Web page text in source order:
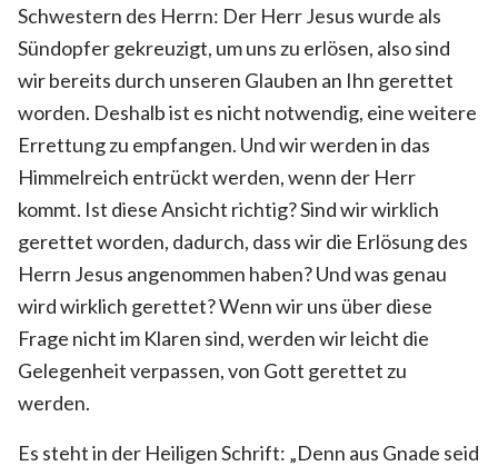
Schwestern des Herrn: Der Herr Jesus wurde als
Sündopfer gekreuzigt, um uns zu erlösen, also sind
wir bereits durch unseren Glauben an Ihn gerettet
worden. Deshalb ist es nicht notwendig, eine weitere
Errettung zu empfangen. Und wir werden in das
Himmelreich entrückt werden, wenn der Herr
kommt. Ist diese Ansicht richtig? Sind wir wirklich
gerettet worden, dadurch, dass wir die Erlösung des
Herrn Jesus angenommen haben? Und was genau
wird wirklich gerettet? Wenn wir uns über diese
Frage nicht im Klaren sind, werden wir leicht die
Gelegenheit verpassen, von Gott gerettet zu
werden.
Es steht in der Heiligen Schrift: „Denn aus Gnade seid